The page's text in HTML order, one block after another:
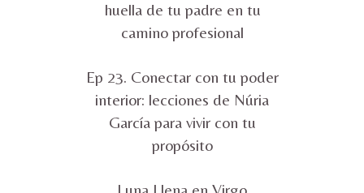
huella de tu padre en tu
camino profesional
Ep 23. Conectar con tu poder
interior: lecciones de Núria
García para vivir con tu
propósito